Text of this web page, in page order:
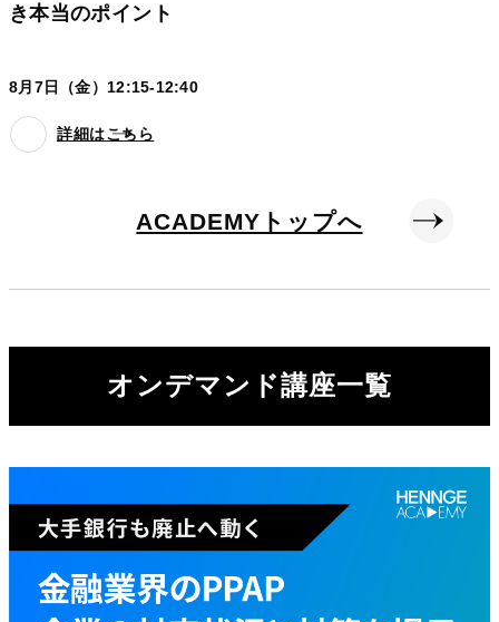
き本当のポイント
8月7日（金）12:15-12:40
詳細はこちら
ACADEMYトップへ
オンデマンド講座一覧